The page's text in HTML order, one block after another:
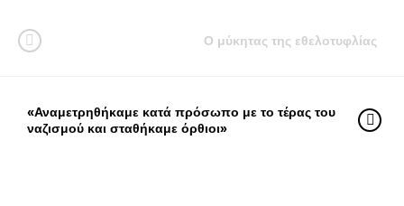
Ο μύκητας της εθελοτυφλίας
«Αναμετρηθήκαμε κατά πρόσωπο με το τέρας του
ναζισμού και σταθήκαμε όρθιοι»